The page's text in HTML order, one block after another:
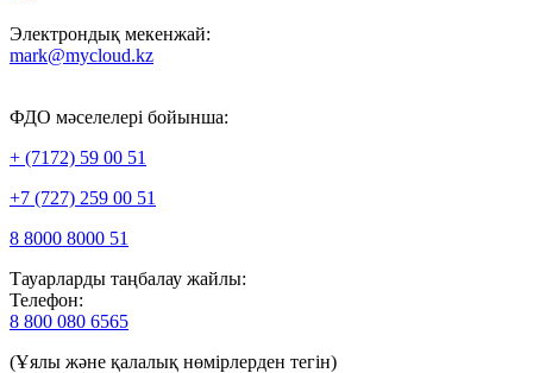
Электрондық мекенжай:
mark@mycloud.kz
ФДО мәселелері бойынша:
+ (7172) 59 00 51
+7 (727) 259 00 51
8 8000 8000 51
Тауарларды таңбалау жайлы:
Телефон:
8 800 080 6565
(Ұялы және қалалық нөмірлерден тегін)